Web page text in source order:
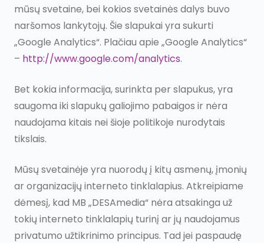
mūsų svetaine, bei kokios svetainės dalys buvo
naršomos lankytojų. Šie slapukai yra sukurti
„Google Analytics“. Plačiau apie „Google Analytics“
– http://www.google.com/analytics.
Bet kokia informacija, surinkta per slapukus, yra
saugoma iki slapukų galiojimo pabaigos ir nėra
naudojama kitais nei šioje politikoje nurodytais
tikslais.
Mūsų svetainėje yra nuorodų į kitų asmenų, įmonių
ar organizacijų interneto tinklalapius. Atkreipiame
dėmesį, kad MB „DESAmedia“ nėra atsakinga už
tokių interneto tinklalapių turinį ar jų naudojamus
privatumo užtikrinimo principus. Tad jei paspaudę